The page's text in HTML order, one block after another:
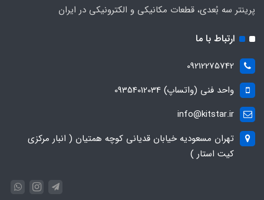
پرینتر سه بُعدی، قطعات مکانیکی و الکترونیکی در ایران
ارتباط با ما
09212275742
واحد فنی (واتساپ) 09354012034
info@kitstar.ir
تهران مسعودیه خیابان قدیانی کوچه همتیان ( انبار مرکزی
کیت استار )